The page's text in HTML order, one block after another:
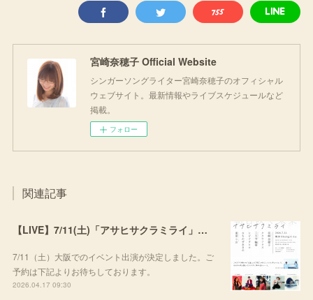
宮崎奈穂子 Official Website
シンガーソングライター宮崎奈穂子のオフィシャル
ウェブサイト。最新情報やライブスケジュールなど
掲載。
フォロー
関連記事
【LIVE】7/11(土)「アサヒサクラミライ」出演
7/11（土）大阪でのイベント出演が決定しました。ご
予約は下記よりお待ちしております。
2026.04.17 09:30